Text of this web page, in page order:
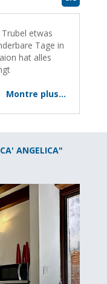
etwas
Tage in
hat alles
Montre plus...
ANGELICA"